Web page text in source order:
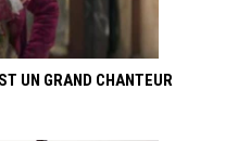
UN GRAND CHANTEUR